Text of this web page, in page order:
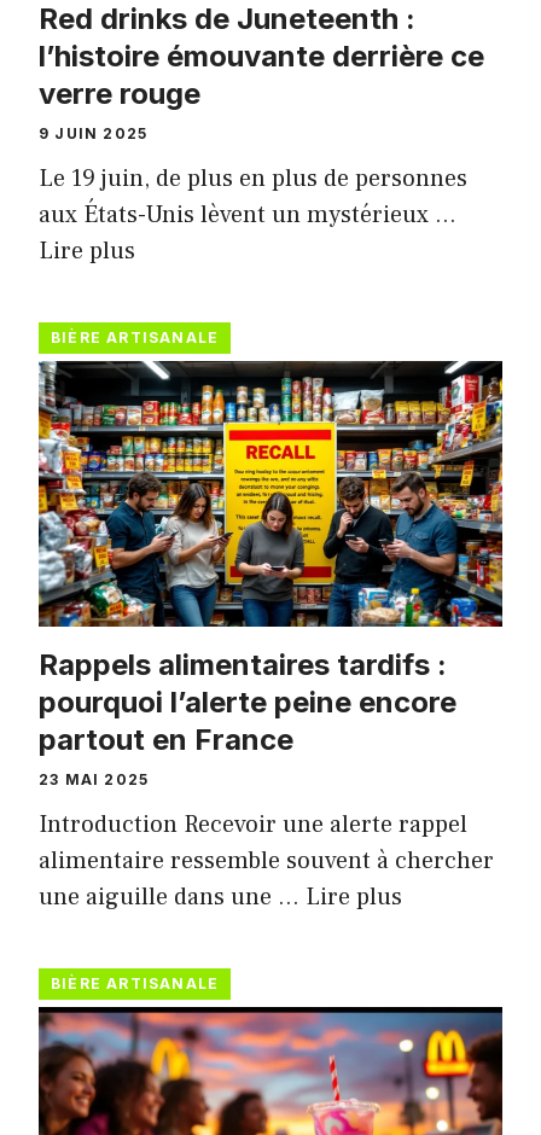
Red drinks de Juneteenth :
l’histoire émouvante derrière ce
verre rouge
9 JUIN 2025
Le 19 juin, de plus en plus de personnes
aux États-Unis lèvent un mystérieux …
Lire plus
BIÈRE ARTISANALE
Rappels alimentaires tardifs :
pourquoi l’alerte peine encore
partout en France
23 MAI 2025
Introduction Recevoir une alerte rappel
alimentaire ressemble souvent à chercher
une aiguille dans une … Lire plus
BIÈRE ARTISANALE